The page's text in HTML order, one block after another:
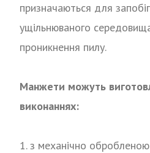
призначаються для
ущільнюваного
проникнення пилу.
Манжети можуть
виконаннях:
1. з механічно